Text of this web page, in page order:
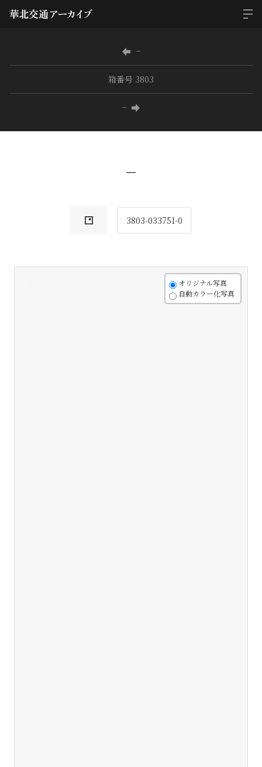
−
箱番号 3803
−
−
3803-033751-0
オリジナル写真
自動カラー化写真